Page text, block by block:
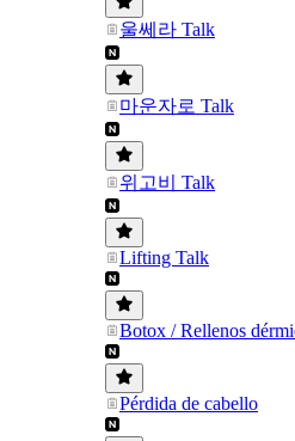
울쎄라 Talk
마운자로 Talk
위고비 Talk
Lifting Talk
Botox / Rellenos
Pérdida de cabello